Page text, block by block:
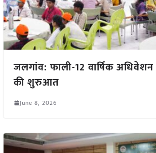
जलगांव: फाली-12 वार्षिक
की शुरुआत
June 8, 2026